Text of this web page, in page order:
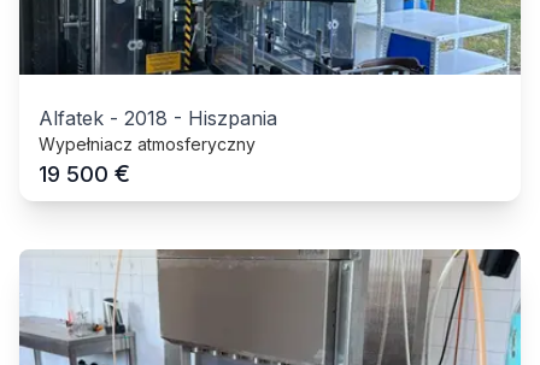
Alfatek - 2018 - Hiszpania
Wypełniacz atmosferyczny
19 500 €